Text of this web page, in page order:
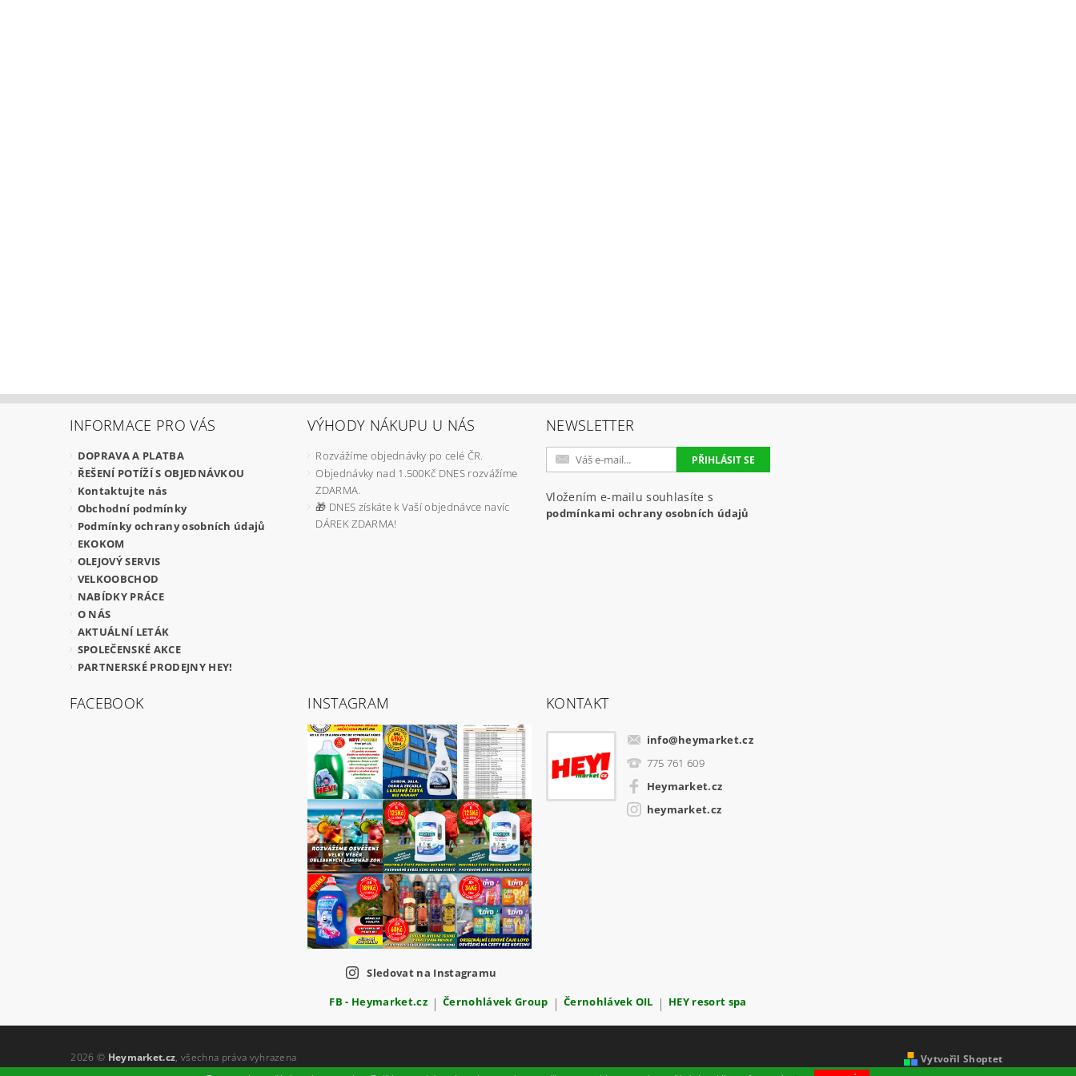
INFORMACE PRO VÁS
DOPRAVA A PLATBA
ŘEŠENÍ POTÍŽÍ S OBJEDNÁVKOU
Kontaktujte nás
Obchodní podmínky
Podmínky ochrany osobních údajů
EKOKOM
OLEJOVÝ SERVIS
VELKOOBCHOD
NABÍDKY PRÁCE
O NÁS
AKTUÁLNÍ LETÁK
SPOLEČENSKÉ AKCE
PARTNERSKÉ PRODEJNY HEY!
VÝHODY NÁKUPU U NÁS
Rozvážíme objednávky po celé ČR.
Objednávky nad 1.500Kč DNES rozvážíme
ZDARMA.
🎁 DNES získáte k Vaší objednávce navíc
DÁREK ZDARMA!
NEWSLETTER
Vložením e-mailu souhlasíte s
podmínkami ochrany osobních údajů
FACEBOOK INSTAGRAM
Sledovat na Instagramu
KONTAKT
info@heymarket.cz
775 761 609
Heymarket.cz
heymarket.cz
FB - Heymarket.cz | Černohlávek Group | Černohlávek OIL | HEY resort spa
2026 © Heymarket.cz, všechna práva vyhrazena
Vytvořil Shoptet